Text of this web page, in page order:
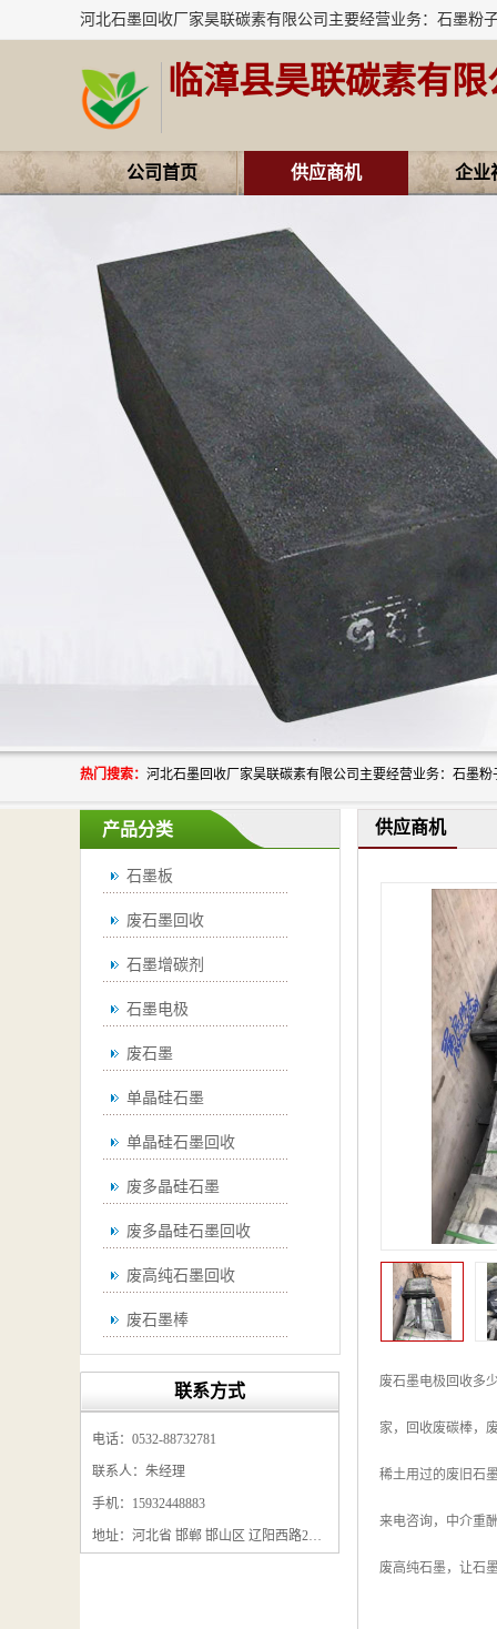
临漳县昊联碳素有限
公司首页 供应商机 企业
热门搜索：
产品分类
石墨板
废石墨回收
石墨增碳剂
石墨电极
废石墨
单晶硅石墨
单晶硅石墨回收
废多晶硅石墨
废多晶硅石墨回收
废高纯石墨回收
废石墨棒
废石墨换热器回收
石墨粉回收
石墨换热器回收
联系方式
电话：0532-88732781
联系人：朱经理
手机：15932448883
地址：河北省 邯郸 邯山区 辽阳西路295号
供应商机
废石墨电极回收多
家，回收废碳棒，
稀土用过的废旧石
来电咨询，中介重
废高纯石墨，让石